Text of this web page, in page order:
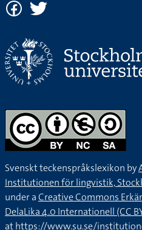
Svenskt teckenspråkslexikon by
Institutionen för lingvistik,
under aCreative Commons
DelaLika 4.0 Internationell (CC
athttps://www.su.se/